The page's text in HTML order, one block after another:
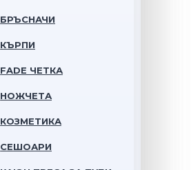
БРЪСНАЧИ
КЪРПИ
FADE ЧЕТКА
НОЖЧЕТА
КОЗМЕТИКА
СЕШОАРИ